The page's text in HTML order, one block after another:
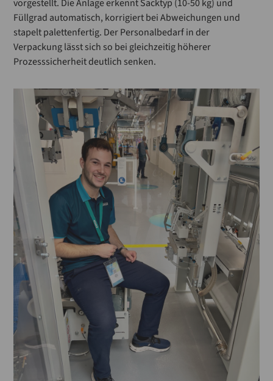
vorgestellt. Die Anlage erkennt Sacktyp (10-50 kg) und
Füllgrad automatisch, korrigiert bei Abweichungen und
stapelt palettenfertig. Der Personalbedarf in der
Verpackung lässt sich so bei gleichzeitig höherer
Prozesssicherheit deutlich senken.